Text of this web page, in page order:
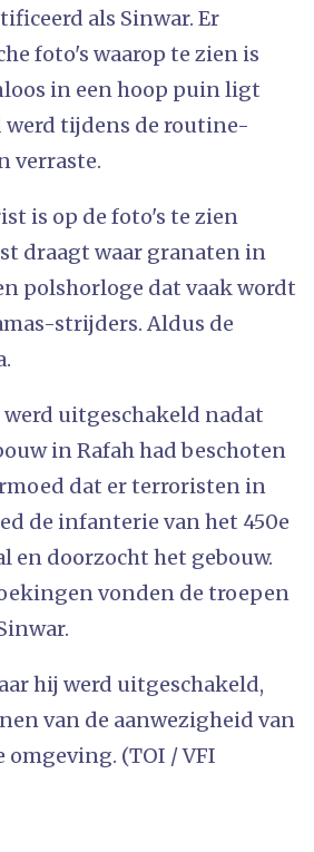
als Sinwar. Er
foto's waarop te zien is
in een hoop puin ligt
werd tijdens de routine-
verraste.
is op de foto's te zien
draagt waar granaten in
polshorloge dat vaak wordt
strijders. Aldus de
uitgeschakeld nadat
in Rafah had beschoten
dat er terroristen in
de infanterie van het 450e
en doorzocht het gebouw.
vonden de troepen
hij werd uitgeschakeld,
van de aanwezigheid van
(TOI / VFI